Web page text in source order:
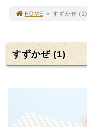
HOME > すずかぜ (1)
すずかぜ (1)